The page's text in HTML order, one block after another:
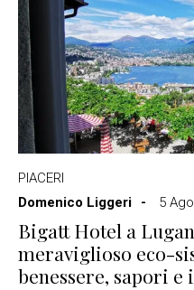
PIACERI
Domenico Liggeri
5
Bigatt Hotel a
meraviglioso eco-
benessere, sapori e